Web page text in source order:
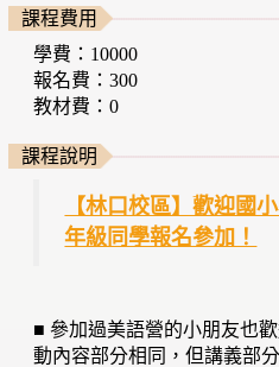
課程費用
學費：10000
報名費：300
教材費：0
課程說明
【林口校區】歡迎國
年級同學報名參加！
■ 參加過美語營的小朋友也
動內容部分相同，但講義部